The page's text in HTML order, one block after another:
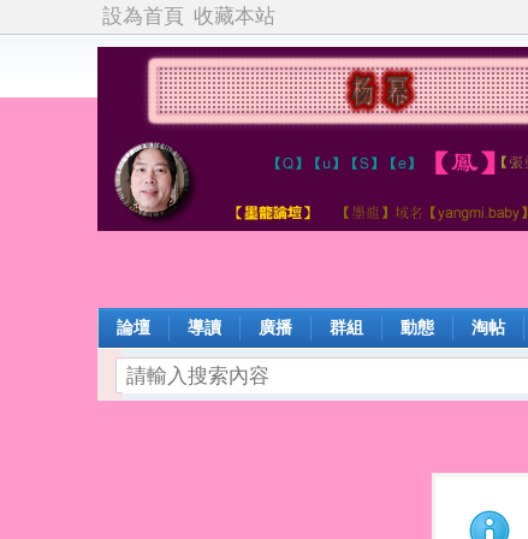
設為首頁 收藏本站
論壇 導讀 廣播 群組 動態 淘帖